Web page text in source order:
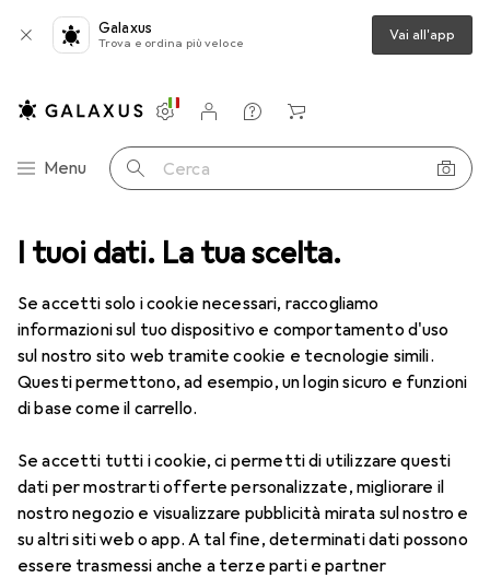
I tuoi dati. La tua scelta.
Se accetti solo i cookie necessari, raccogliamo
informazioni sul tuo dispositivo e comportamento d'uso
sul nostro sito web tramite cookie e tecnologie simili.
Questi permettono, ad esempio, un login sicuro e funzioni
di base come il carrello.
Se accetti tutti i cookie, ci permetti di utilizzare questi
dati per mostrarti offerte personalizzate, migliorare il
nostro negozio e visualizzare pubblicità mirata sul nostro e
su altri siti web o app. A tal fine, determinati dati possono
essere trasmessi anche a terze parti e partner
Galaxus
Trova e ordina più veloce Vai all'app
Categoria Navigazione
Menu Cerca
Impostazioni
Conto cliente
Liste di confronto
Liste dei desideri
Carrello
Tutte le categorie Arredamento Stoviglie + Bar
Stoviglie + Bar
ScopriForum
Discussioni in Stoviglie + Bar
Inizia discussione